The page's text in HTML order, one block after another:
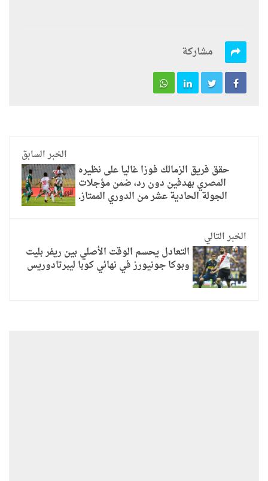
مشاركة
الخبر السابق
حقق فريق الزمالك فوزا غاليا على نظيره
المصري بهدفين دون رد، ضمن مؤجلات
الجولة الحادية عشر من الدوري الممتاز.
الخبر التالي
التعادل يحسم الوقت الأصلي بين ريفر بليت
وبوكا جونيورز في نهائي كوبا ليبرتادوريس